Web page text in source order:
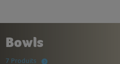
Bowls
7 Produits